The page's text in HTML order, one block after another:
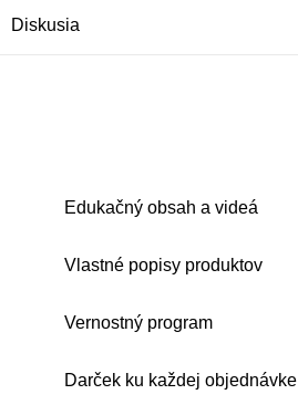
Diskusia
Edukačný obsah a videá
Vlastné popisy produktov
Vernostný program
Darček ku každej objednávke